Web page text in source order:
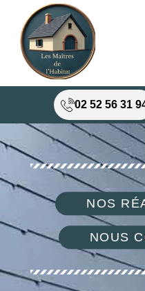
02 52 56 31
NOS
NOUS